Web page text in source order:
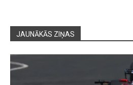
JAUNĀKĀS ZIŅAS